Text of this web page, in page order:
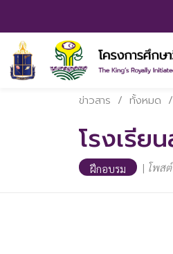
ข่าวสาร / ทั้งหมด /
โรงเรี
ฝึกอบรม | โพส